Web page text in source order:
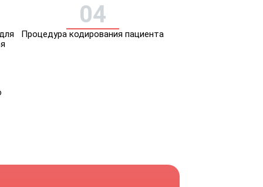
04
Процедура кодирования пациента